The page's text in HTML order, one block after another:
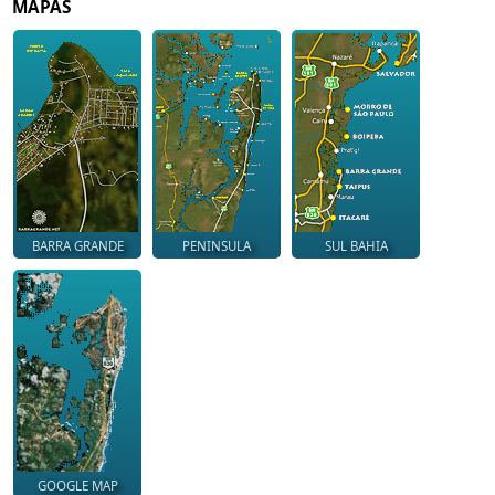
MAPAS
BARRA GRANDE PENINSULA SUL BAHIA
GOOGLE MAP